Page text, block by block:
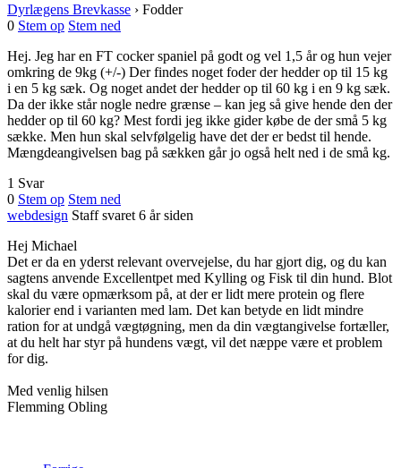
Dyrlægens Brevkasse › Fodder
0 Stem op Stem ned
Hej. Jeg har en FT cocker spaniel på godt og vel 1,5 år og hun vejer
omkring de 9kg (+/-) Der findes noget foder der hedder op til 15 kg
i en 5 kg sæk. Og noget andet der hedder op til 60 kg i en 9 kg sæk.
Da der ikke står nogle nedre grænse – kan jeg så give hende den der
hedder op til 60 kg? Mest fordi jeg ikke gider købe de der små 5 kg
sække. Men hun skal selvfølgelig have det der er bedst til hende.
Mængdeangivelsen bag på sækken går jo også helt ned i de små kg.
1 Svar
0 Stem op Stem ned
webdesign Staffsvaret 6 år siden
Hej Michael
Det er da en yderst relevant overvejelse, du har gjort dig, og du kan
sagtens anvende Excellentpet med Kylling og Fisk til din hund. Blot
skal du være opmærksom på, at der er lidt mere protein og flere
kalorier end i varianten med lam. Det kan betyde en lidt mindre
ration for at undgå vægtøgning, men da din vægtangivelse fortæller,
at du helt har styr på hundens vægt, vil det næppe være et problem
for dig.
Med venlig hilsen
Flemming Obling